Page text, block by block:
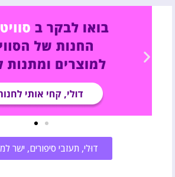
דוּלי, תעזבי סיפורים, ישר